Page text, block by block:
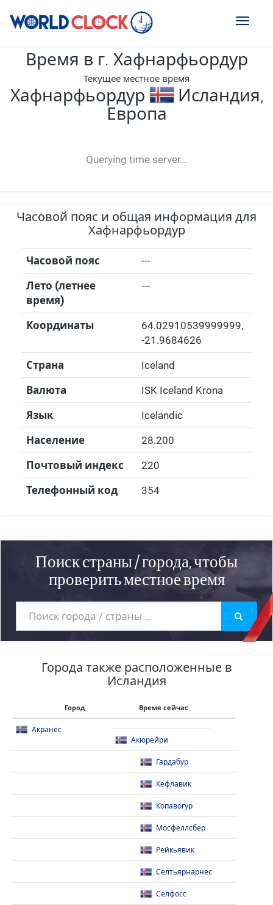
Toggle
Время в г. Хафнарфьордур
Текущее местное время
Хафнарфьордур
Исландия,
Европа
Querying time server...
-- ---- ----
Часовой пояс и общая информация для
Хафнарфьордур
Часовой пояс ---
Лето (летнее
время)
---
Координаты 64.02910539999999,
-21.9684626
Страна Iceland
Валюта ISK Iceland Krona
Язык Icelandic
Население 28.200
Почтовый индекс 220
Телефонный код 354
Поиск страны / города, чтобы
проверить местное время
Города также расположенные в
Исландия
Город Время сейчас
Акранес
Акюрейри
Гардабур
Кефлавик
Копавогур
Мосфеллсбер
Рейкьявик
Селтьярнарнес
Селфосс